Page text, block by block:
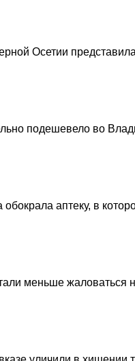
Осетии
подешевело во
аптеку, в
меньше жаловаться